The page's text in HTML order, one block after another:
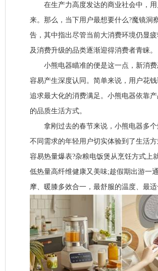
在生产力高度发达的商业社会中，用
来。那么，当下用户最想要什么?魔镜洞
告，其中指出尽管当前大消费环境仍显
及消费升级的品类逐渐迎得消费者青睐。
小熊电器瞄准的便是这一点，新消费
容易产生深度认同。简单来说，用户花
追求最大化的消费满足。小熊电器依靠
的品质生活方式。
拿刚过去的春节来说，小熊电器多个
不同需求的年轻用户切实体验到了生活
容易热量爆表?杂粮电饭煲从烹饪方式上
低热量高纤维健康又美味;趁假期出游一
摩、暖膝多效合一，最舒服的温度、最